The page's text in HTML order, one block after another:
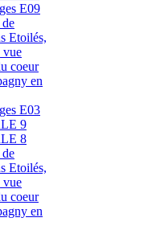
E09
Etoilés,
vue
coeur
en
E03
9
8
Etoilés,
vue
coeur
en